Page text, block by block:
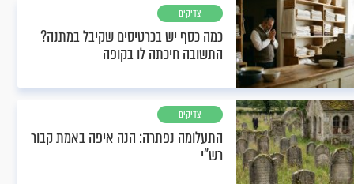
צדיקים
כמה כסף יש בכרטיסים שקיבל במתנה?
התשובה חיכתה לו בקופה
צדיקים
התעלומה נפתרה: הנה איפה באמת קבור
רש"י